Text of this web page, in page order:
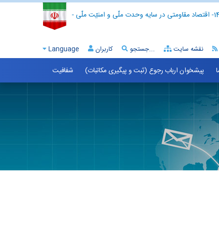
- اقتصاد مقاومتی در سایه وحدت ملّی و امنیّت ملّی -
Language کاربران جستجو... نقشه سایت
پیشخوان ارباب رجوع (ثبت و پیگیری مکاتبات) شفافیت